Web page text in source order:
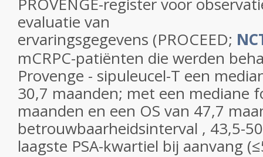
evaluatie van
ervaringsgegevens (PROCEED;
mCRPC-patiënten die werden
Provenge - sipuleucel-T een
30,7 maanden; met een mediane
maanden en een OS van 47,7
betrouwbaarheidsinterval , 43,5-
laagste PSA-kwartiel bij aanvang